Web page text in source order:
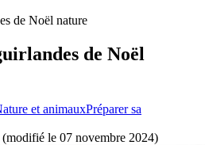
de Noël nature
de Noël
et animauxPréparer sa
(modifié le 07 novembre 2024)